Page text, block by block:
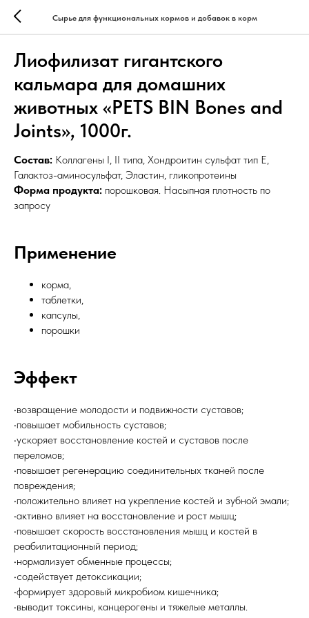
Сырье для функциональных кормов и добавок в корм
Лиофилизат гигантского
кальмара для домашних
животных «PETS BIN Bones and
Joints», 1000г.
Состав: Коллагены I, II типа, Хондроитин сульфат тип Е,
Галактоз-аминосульфат, Эластин, гликопротеины
Форма продукта: порошковая. Насыпная плотность по
запросу
Применение
корма,
таблетки,
капсулы,
порошки
Эффект
•возвращение молодости и подвижности суставов;
•повышает мобильность суставов;
•ускоряет восстановление костей и суставов после
переломов;
•повышает регенерацию соединительных тканей после
повреждения;
•положительно влияет на укрепление костей и зубной эмали;
•активно влияет на восстановление и рост мышц;
•повышает скорость восстановления мышц и костей в
реабилитационный период;
•нормализует обменные процессы;
•содействует детоксикации;
•формирует здоровый микробиом кишечника;
•выводит токсины, канцерогены и тяжелые металлы.